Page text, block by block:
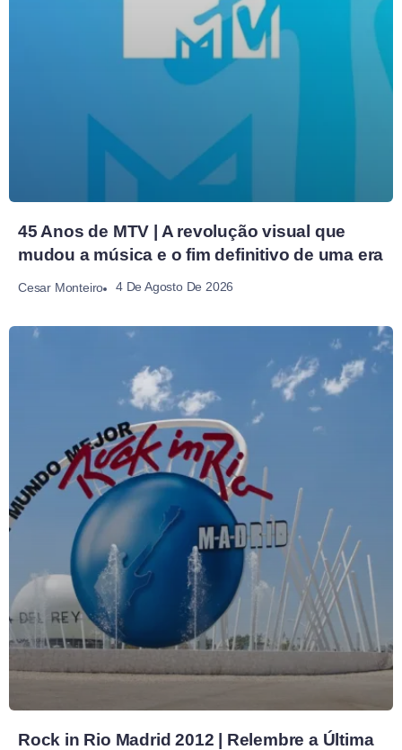
45 Anos de MTV | A revolução visual que
mudou a música e o fim definitivo de uma era
Cesar Monteiro 4 De Agosto De 2026
Rock in Rio Madrid 2012 | Relembre a Última